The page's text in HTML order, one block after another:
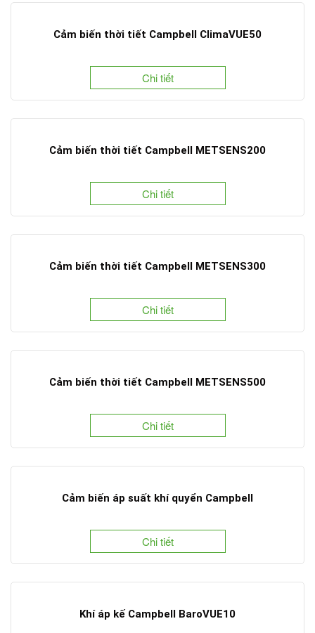
Cảm biến thời tiết Campbell ClimaVUE50
Chi tiết
Cảm biến thời tiết Campbell METSENS200
Chi tiết
Cảm biến thời tiết Campbell METSENS300
Chi tiết
Cảm biến thời tiết Campbell METSENS500
Chi tiết
Cảm biến áp suất khí quyển Campbell
Chi tiết
Khí áp kế Campbell BaroVUE10